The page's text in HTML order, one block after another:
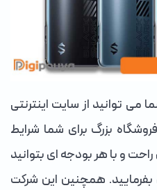
توانید از سایت اینترنتی
بزرگ برای شما شرایط
و با هر بودجه ای بتوانید
همچنین این شرکت